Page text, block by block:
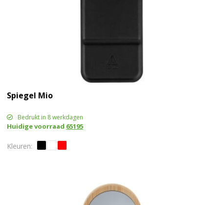
Spiegel Mio
Bedrukt in 8 werkdagen
Huidige voorraad 65195